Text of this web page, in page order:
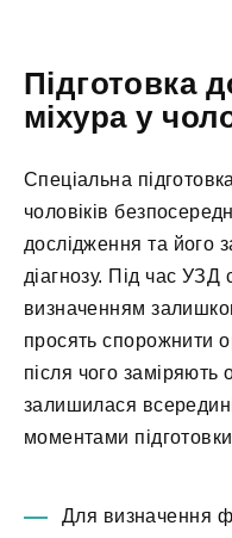
Підготовка
міхура у
Спеціальна
чоловіків
дослідження та його
діагнозу. Під час УЗД
визначенням
просять спорожнити
після чого заміряють
залишилася
моментами
Для визначення